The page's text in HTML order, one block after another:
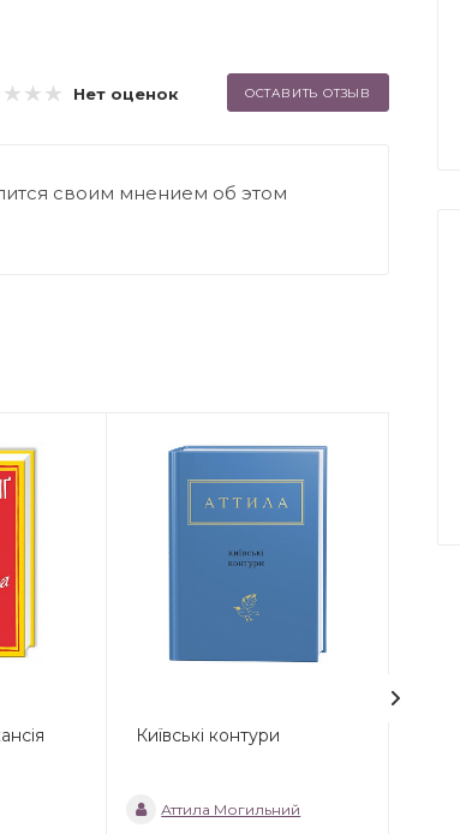
Нет оценок ОСТАВИТЬ ОТЗЫВ
своим мнением об этом
Київські контури
Аттила Могильний